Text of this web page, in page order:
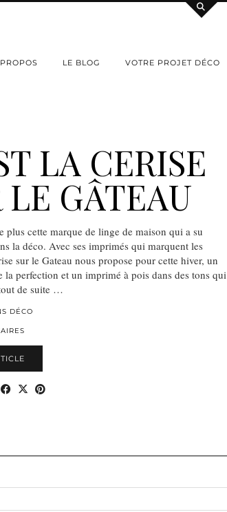
LE BLOG VOTRE PROJET DÉCO
LA CERISE
LE GÂTEAU
plus cette marque de linge de maison qui a su
la déco. Avec ses imprimés qui marquent les
sur le Gateau nous propose pour cette hiver, un
perfection et un imprimé à pois dans des tons qui
de suite …
DÉCO